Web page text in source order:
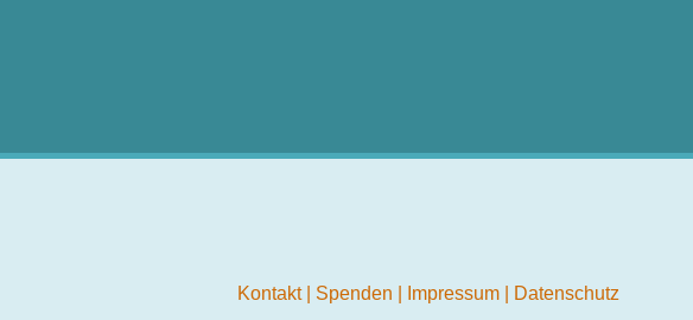
Kontakt Spenden Impressum Datenschutz